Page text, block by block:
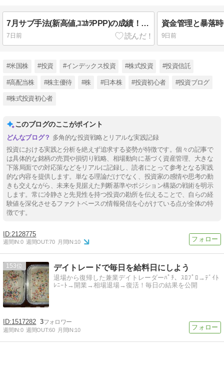
7月サブ手法(新高値,ｺｺｶﾗPPP)の成績！売買した銘柄と8月まで保有継続の銘柄まとめ
7日前 9日前
#米国株 #投資 #インデックス投資 #株式投資 #投資信託
#高配当株 #株主優待 #株 #日本株 #投資初心者 #投資ブログ
#株式投資初心者
このブログのここがポイント
多角的な投資戦略とリアルな実践記録
投資における実践と分析を絶えず追求する姿勢が特徴です。個々の記事で
は具体的な銘柄の売買や損切り戦略、相場動向に基づく資産管理、大きな
下落局面での対応策などをリアルに記録し、読者にとって参考となる実践
的な内容を提供します。単なる理論だけでなく、投資家の感情や思考の動
きも交えながら、未来を見据えた判断基準やポジション構築の戦術を明示
します。常に冷静さと先見性を持つ投資の勘所を伝えることで、自らの経
験値を深化させるファクトベースの情報発信を心がけている点が全体の特
徴です。
2128775
週間IN:0 週間OUT:70 月間IN:10
153 デイトレードで毎日を給料日にしよう
退場から復帰した兼業デイトレーダーﾊﾟﾁ、ｽﾛﾌﾟﾛ→ﾃﾞｲﾄ
ﾚﾆｰﾄ→開業→相場退場→復活！毎日の結果を公開
1517282 3
週間IN:0 週間OUT:60 月間IN:10